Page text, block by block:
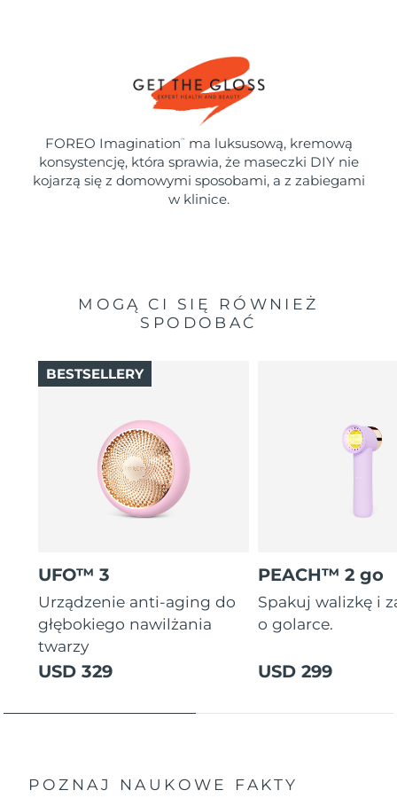
FOREO Imagination ™
ma luksusową, kremową
konsystencję, która sprawia, że maseczki DIY nie
kojarzą się z domowymi sposobami, a z zabiegami
w klinice.
MOGĄ CI SIĘ RÓWNIEŻ
SPODOBAĆ
UFO™ 3
Urządzenie anti-aging do
głębokiego nawilżania
twarzy
USD 329
BESTSELLERY
PEACH™ 2 go
Spakuj walizkę i
o golarce.
USD 299
POZNAJ NAUKOWE FAKTY